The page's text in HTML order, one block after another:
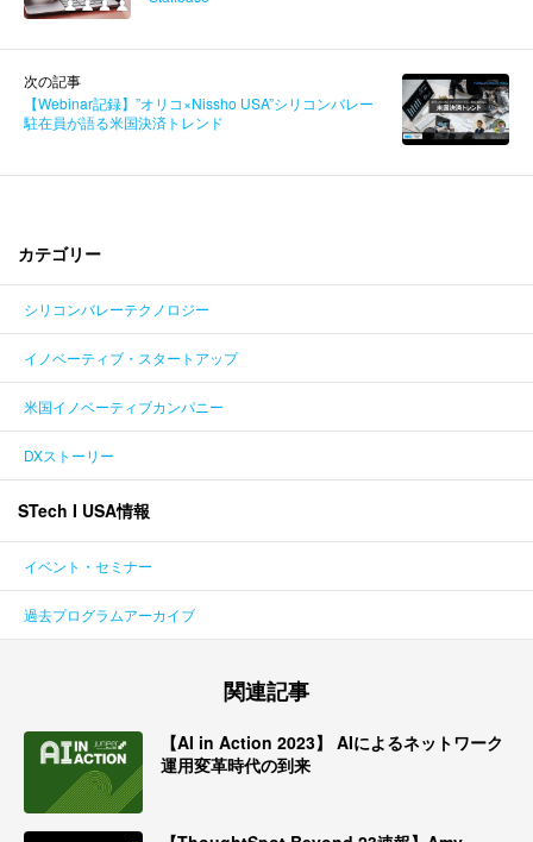
次の記事
【Webinar記録】”オリコ×Nissho USA”シリコンバレー
駐在員が語る米国決済トレンド
カテゴリー
シリコンバレーテクノロジー
イノベーティブ・スタートアップ
米国イノベーティブカンパニー
DXストーリー
STech I USA情報
イベント・セミナー
過去プログラムアーカイブ
関連記事
【AI in Action 2023】 AIによるネットワーク
運用変革時代の到来